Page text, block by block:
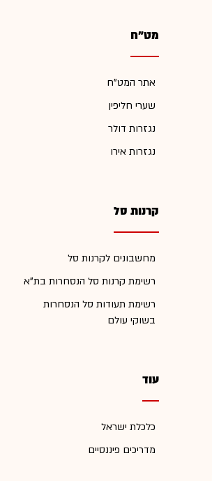
מט"ח
אתר המט"ח
שערי חליפין
נגזרות דולר
נגזרות אירו
קרנות סל
מחשבונים לקרנות סל
רשימת קרנות סל הנסחרות בת"א
רשימת תעודות סל הנסחרות
בשוקי עולם
עוד
כלכלת ישראל
מדריכים פיננסיים